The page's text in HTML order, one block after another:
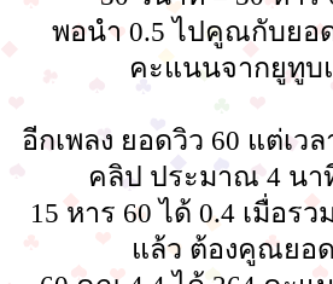
พอนำ 0.5 ไปคูณกับยอ
คะแนนจากยูทูบ
อีกเพลง ยอดวิว 60 แต่เว
คลิป ประมาณ 4 นา
15 หาร 60 ได้ 0.4 เมื่อร
แล้ว ต้องคูณยอ